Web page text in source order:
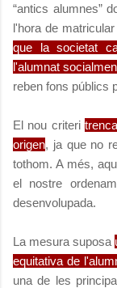
“antics alumnes”
l'hora de
que la societat
l'alumnat
reben fons públics
El nou criteri
origen, ja que no
tothom. A més,
el nostre
desenvolupada.
La mesura suposa
equitativa de
una de les